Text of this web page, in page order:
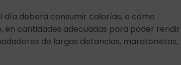
día deberá consumir calorías, o como
cantidades adecuadas para poder rendir
de largas distancias, maratonistas,